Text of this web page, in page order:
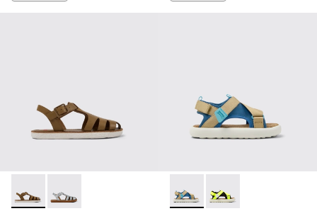
Miko - K800569-004 - Sandalia de piel marrón
Miko - K800569-003 Pelotas Flota - K800636-
Pelotas Flota -